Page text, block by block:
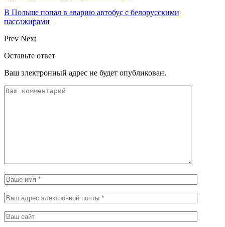
В Польше попал в аварию автобус с белорусскими
пассажирами
Prev Next
Оставьте ответ
Ваш электронный адрес не будет опубликован.